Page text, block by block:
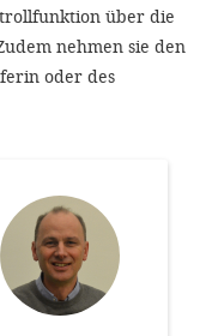
über die
nehmen sie den
oder des